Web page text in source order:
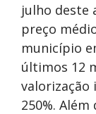
julho deste
preço
município
últimos 12
valorização
250%.